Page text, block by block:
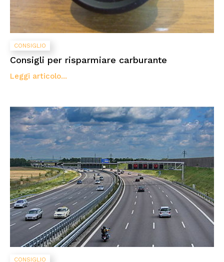
CONSIGLIO
Consigli per risparmiare carburante
Leggi articolo...
CONSIGLIO